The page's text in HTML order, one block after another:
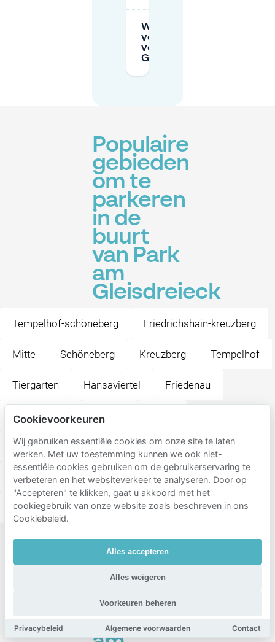
Wat is de
voertuighoogtegrens
voor Parkhaus
Gleisdreieck?
Populaire
gebieden
om te
parkeren
in de
buurt
van Park
am
Gleisdreieck
Tempelhof-schöneberg Friedrichshain-kreuzberg
Mitte Schöneberg Kreuzberg Tempelhof
Tiergarten Hansaviertel Friedenau
Wilmersdorf Moabit
Charlottenburg Alt-Treptow Steglitz
Halensee Friedrichshain Prenzlauer Berg
Mariendorf Schmargendorf
Populaire
bestemmingen
in de
buurt
van Park
Cookievoorkeuren
Wij gebruiken essentiële cookies om onze site te laten
werken. Met uw toestemming kunnen we ook niet-
essentiële cookies gebruiken om de gebruikerservaring te
verbeteren en het websiteverkeer te analyseren. Door op
"Accepteren" te klikken, gaat u akkoord met het
cookiegebruik van onze website zoals beschreven in ons
Cookiebeleid.
Alles accepteren
Alles weigeren
Voorkeuren beheren
Privacybeleid Algemene voorwaarden Contact